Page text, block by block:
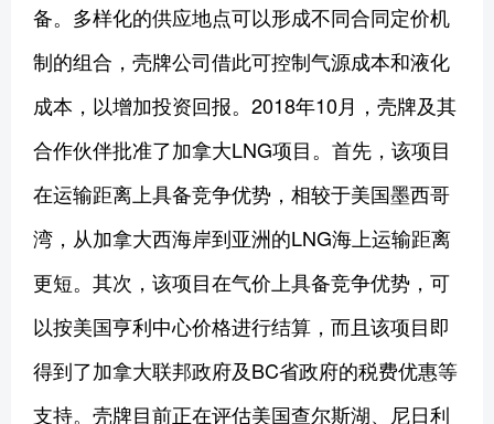
备。多样化的供应地点可以形成不同合同定价机
制的组合，壳牌公司借此可控制气源成本和液化
成本，以增加投资回报。2018年10月，壳牌及其
合作伙伴批准了加拿大LNG项目。首先，该项目
在运输距离上具备竞争优势，相较于美国墨西哥
湾，从加拿大西海岸到亚洲的LNG海上运输距离
更短。其次，该项目在气价上具备竞争优势，可
以按美国亨利中心价格进行结算，而且该项目即
得到了加拿大联邦政府及BC省政府的税费优惠等
支持。壳牌目前正在评估美国查尔斯湖、尼日利